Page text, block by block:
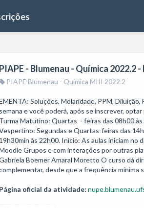
PIAPE - Blumenau - Química
PIAPE Blumenau - Química MIII 2022.2
Soluções, Molaridade, PPM,
semana e você poderá, após se inscrever,
Turma Matutino: Quartas  - feiras das 08h00
Segundas e Quartas-feiras das
19h30min às 22h00. Início: As aulas iniciam
Grupos e com interações por outras
Boemer Amaral Moretto O curso dá
desde que a frequência mínima
Página oficial da atividade: